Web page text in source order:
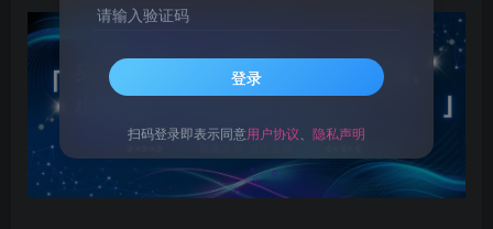
请输入验证码
登录
扫码登录即表示同意用户协议 隐私声明